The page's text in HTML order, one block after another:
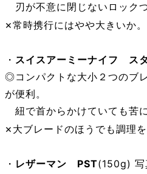
刃が不意に閉じないロックつ
×常時携行にはやや大きいか。
・ スイスアーミーナイフ ス
◎コンパクトな大小２つのブ
が便利。
紐で首からかけていても苦
× 大ブレードのほうでも調理
・ レザーマン PST(150g) 写